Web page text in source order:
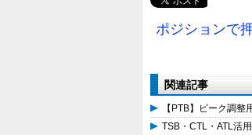
ポジションで
関連記事
【PTB】ピーク調整
TSB・CTL・ATL活